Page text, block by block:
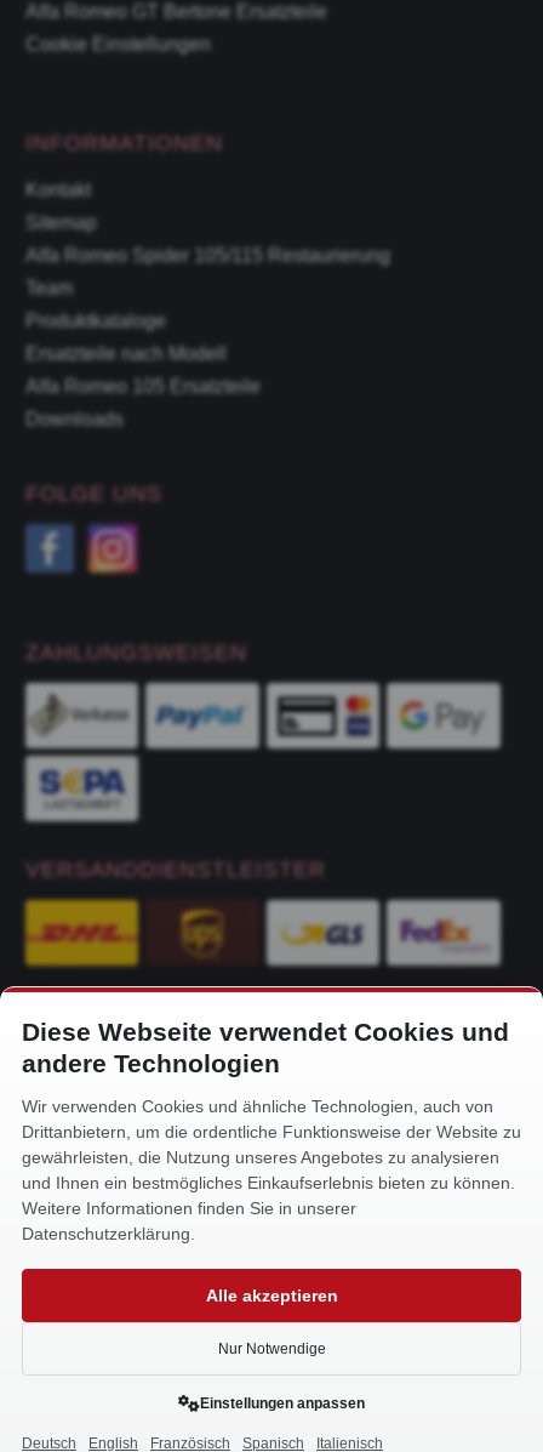
Alfa Romeo GT Bertone Ersatzteile
Cookie Einstellungen
INFORMATIONEN
Kontakt
Sitemap
Alfa Romeo Spider 105/115 Restaurierung
Team
Produktkataloge
Ersatzteile nach Modell
Alfa Romeo 105 Ersatzteile
Downloads
FOLGE UNS
ZAHLUNGSWEISEN
VERSANDDIENSTLEISTER
KONTAKT
Alfa-Service Hurtienne GmbH
Siemensstr. 32
59199 Bönen
+49 (0) 2383 93640
info@alfa-service.com
Whatsapp (no voice calls):
Diese Webseite verwendet Cookies und
andere Technologien
Wir verwenden Cookies und ähnliche Technologien, auch von
Drittanbietern, um die ordentliche Funktionsweise der Website zu
gewährleisten, die Nutzung unseres Angebotes zu analysieren
und Ihnen ein bestmögliches Einkaufserlebnis bieten zu können.
Weitere Informationen finden Sie in unserer
Datenschutzerklärung.
Alle akzeptieren
Nur Notwendige
Einstellungen anpassen
Deutsch English Französisch Spanisch Italienisch